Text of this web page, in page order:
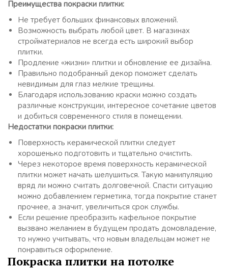
Преимущества покраски плитки:
Не требует больших финансовых вложений.
Возможность выбрать любой цвет. В магазинах
стройматериалов не всегда есть широкий выбор
плитки.
Продление «жизни» плитки и обновление ее дизайна.
Правильно подобранный декор поможет сделать
невидимым для глаз мелкие трещины.
Благодаря использованию краски можно создать
различные конструкции, интересное сочетание цветов
и добиться современного стиля в помещении.
Недостатки покраски плитки:
Поверхность керамической плитки следует
хорошенько подготовить и тщательно очистить.
Через некоторое время поверхность керамической
плитки может начать шелушиться. Такую манипуляцию
вряд ли можно считать долговечной. Спасти ситуацию
можно добавлением герметика, тогда покрытие станет
прочнее, а значит, увеличиться срок службы.
Если решение преобразить кафельное покрытие
вызвано желанием в будущем продать домовладение,
то нужно учитывать, что новым владельцам может не
понравиться оформление.
Покраска плитки на потолке